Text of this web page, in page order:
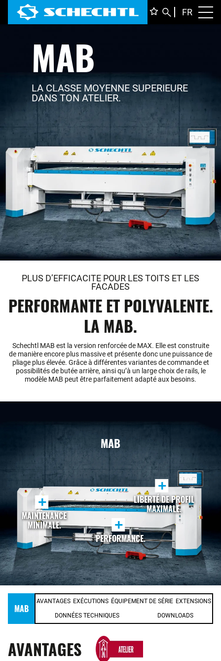
FR
MAB
LA CLASSE MOYENNE SUPERIEURE
DANS TON ATELIER.
PLUS D’EFFICACITE POUR LES TOITS ET LES
FACADES
PERFORMANTE ET POLYVALENTE.
LA MAB.
Schechtl MAB est la version renforcée de MAX. Elle est construite
de manière encore plus massive et présente donc une puissance de
pliage plus élevée. Grâce à différentes variantes de commande et
possibilités de butée arrière, ainsi qu’à un large choix de rails, le
modèle MAB peut être parfaitement adapté aux besoins.
MAB
+
MAINTENANCE
MINIMALE.
+
LIBERTÉ DE PROFIL
MAXIMALE.
+
PERFORMANCE.
MAB
AVANTAGES EXÉCUTIONS ÉQUIPEMENT DE SÉRIE EXTENSIONS
DONNÉES TECHNIQUES DOWNLOADS
AVANTAGES